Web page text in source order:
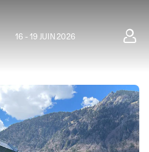
16 - 19 JUIN 2026